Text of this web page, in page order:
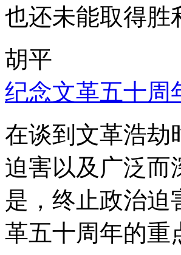
也还未能取得胜
胡平
纪念文革五十周
在谈到文革浩劫
迫害以及广泛而
是，终止政治迫
革五十周年的重